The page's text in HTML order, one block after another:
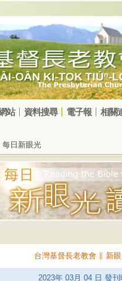
站 資料搜尋 電子報 相關
日新眼光
台灣基督長老教會∥ 新
2023年 03月 04日 發刊